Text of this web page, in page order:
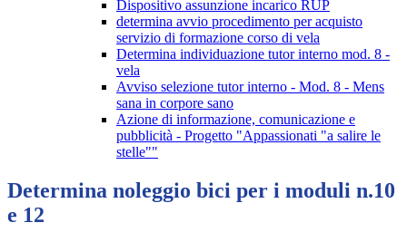
Dispositivo assunzione incarico RUP
determina avvio procedimento per acquisto
servizio di formazione corso di vela
Determina individuazione tutor interno mod. 8 -
vela
Avviso selezione tutor interno - Mod. 8 - Mens
sana in corpore sano
Azione di informazione, comunicazione e
pubblicità - Progetto "Appassionati "a salire le
stelle""
Determina noleggio bici per i moduli n.10
e 12